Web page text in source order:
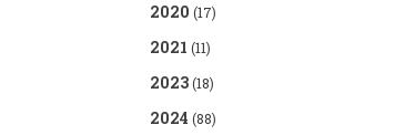
2020 (17)
2021 (11)
2023(18)
2024 (88)